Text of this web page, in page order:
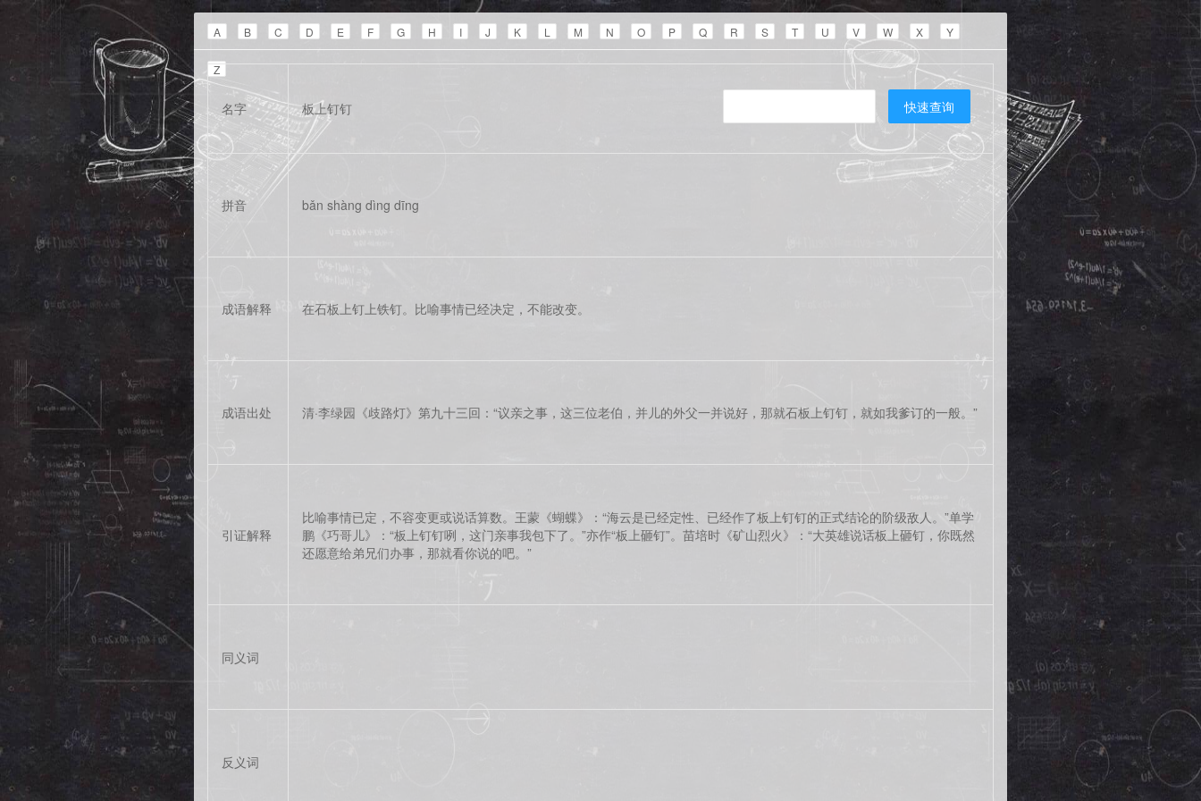
A B C D E F G H I J K L M N O P Q R S T U V W X Y
Z
名字 板上钉钉 快速查询
拼音 bǎn shàng dìng dīng
成语解释 在石板上钉上铁钉。比喻事情已经决定，不能改变。
成语出处 清·李绿园《歧路灯》第九十三回：“议亲之事，这三位老伯，并儿的外父一并说好，那就石板上钉钉，就如我爹订的一般。”
引证解释
比喻事情已定，不容变更或说话算数。王蒙《蝴蝶》：“海云是已经定性、已经作了板上钉钉的正式结论的阶级敌人。”单学
鹏《巧哥儿》：“板上钉钉咧，这门亲事我包下了。”亦作“板上砸钉”。苗培时《矿山烈火》：“大英雄说话板上砸钉，你既然
还愿意给弟兄们办事，那就看你说的吧。”
同义词
反义词